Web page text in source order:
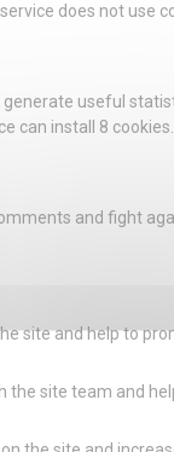
does not use
useful
can install 8 cookies.
and fight
site and help to
the site team and